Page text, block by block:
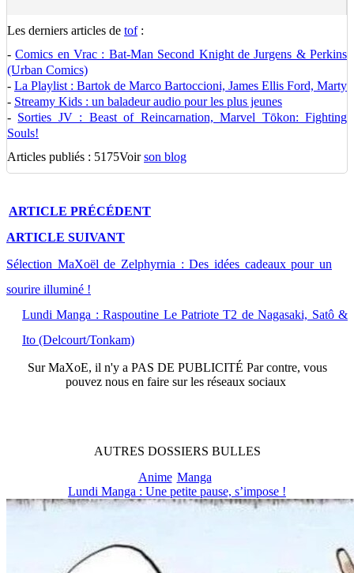
Les derniers articles de tof:
-Comics en Vrac : Bat-Man Second Knight de Jurgens & Perkins
(Urban Comics)
- La Playlist : Bartok de Marco Bartoccioni, James Ellis Ford, Marty
- Streamy Kids : un baladeur audio pour les plus jeunes
- Sorties JV : Beast of Reincarnation, Marvel Tōkon: Fighting
Souls!
Articles publiés : 5175Voirson blog
ARTICLE PRÉCÉDENT
ARTICLE SUIVANT
Sélection MaXoël de Zelphyrnia : Des idées cadeaux pour un
sourire illuminé !
Lundi Manga : Raspoutine Le Patriote T2 de Nagasaki, Satô &
Ito (Delcourt/Tonkam)
SurMaXoE, il n'y a PAS DE PUBLICITÉ Par contre, vous
pouvez nous en faire sur les réseaux sociaux
AUTRES DOSSIERS BULLES
Anime Manga
Lundi Manga : Une petite pause, s’impose !